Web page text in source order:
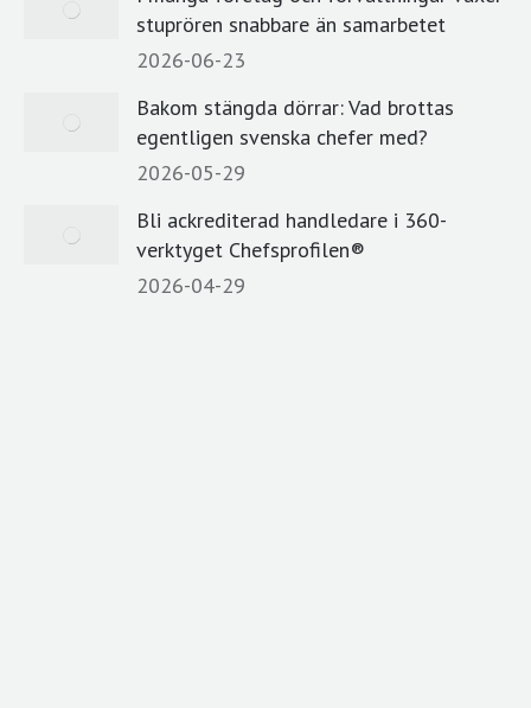
newnew
window
new
window
in
new
stuprören snabbare än samarbetet
2026-06-23
Bakom stängda dörrar: Vad brottas
egentligen svenska chefer med?
2026-05-29
Bli ackrediterad handledare i 360-
verktyget Chefsprofilen®
2026-04-29